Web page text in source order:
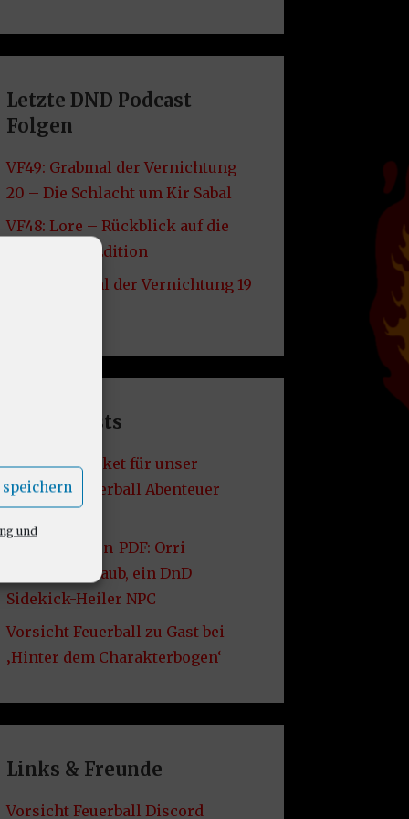
und
Letzte DND Podcast
Folgen
VF49: Grabmal der Vernichtung
20 – Die Schlacht um Kir Sabal
VF48: Lore – Rückblick auf die
2014er D&D Edition
VF47: Grabmal der Vernichtung 19
Letzte Posts
Ein Bilder-Paket für unser
Vorsicht Feuerball Abenteuer
Gratis Patreon-PDF: Orri
Schnaubenstaub, ein DnD
Sidekick-Heiler NPC
Vorsicht Feuerball zu Gast bei
‚Hinter dem Charakterbogen‘
Links & Freunde
Vorsicht Feuerball Discord